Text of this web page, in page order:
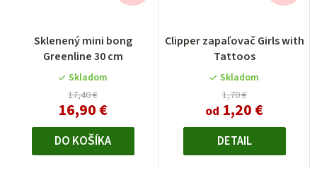
Sklenený mini bong
Greenline 30 cm
Skladom
17,40 €
16,90 €
DO KOŠÍKA
Clipper zapaľovač Girls with
Tattoos
Skladom
1,70 €
od 1,20 €
DETAIL